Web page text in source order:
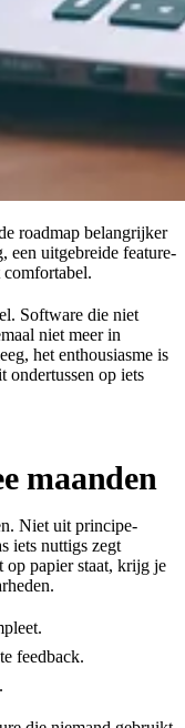
roadmap belangrijker
een uitgebreide feature-
Software die niet
niet meer in
het enthousiasme is
ondertussen op iets
maanden
Niet uit principe-
iets nuttigs zegt
op papier staat, krijg je
feedback.